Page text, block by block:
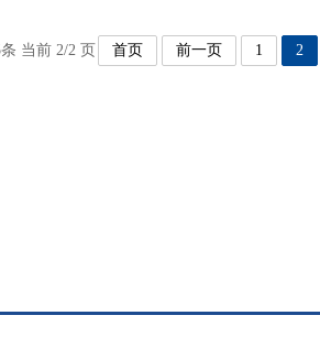
当前 2/2 页 首页 前一页 1 2